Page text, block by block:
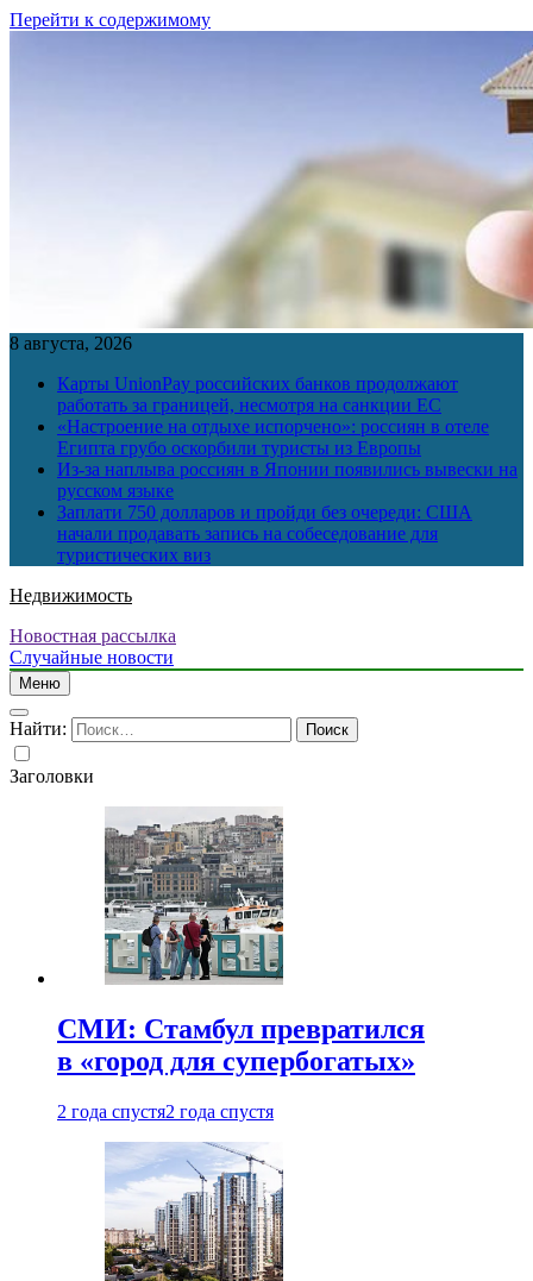
Перейти к содержимому
8 августа, 2026
Карты UnionPay российских банков продолжают
работать за границей, несмотря на санкции ЕС
«Настроение на отдыхе испорчено»: россиян в отеле
Египта грубо оскорбили туристы из Европы
Из-за наплыва россиян в Японии появились вывески на
русском языке
Заплати 750 долларов и пройди без очереди: США
начали продавать запись на собеседование для
туристических виз
Недвижимость
Новостная рассылка
Случайные новости
Меню
Найти:
Заголовки
СМИ: Стамбул превратился
в «город для супербогатых»
2 года спустя2 года спустя